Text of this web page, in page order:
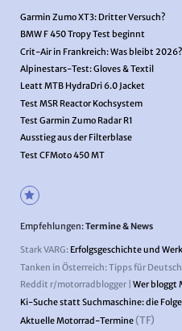
Garmin Zumo XT3: Dritter Versuch?
BMW F 450 Tropy Test beginnt
Crit-Air in Frankreich: Was bleibt 2026?
Alpinestars-Test: Gloves & Textil
Leatt MTB HydraDri 6.0 Jacket
Test MSR Reactor Kochsystem
Test Garmin Zumo Radar R1
Ausstieg aus der Filterblase
Test CFMoto 450 MT
Empfehlungen:Termine & News
Stark VARG: Erfolgsgeschichte und
Tanken in Österreich: Tipps für
Reddit r/motorradblogger | Wer bloggt
Ki-Suche statt Suchmaschine: die
Aktuelle Motorrad-Termine(TF)